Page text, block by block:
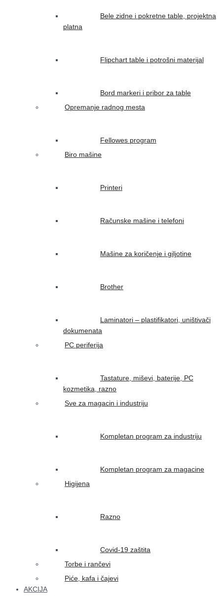
Bele zidne i pokretne table, projektna
platna
Flipchart table i potrošni materijal
Bord markeri i pribor za table
Opremanje radnog mesta
Fellowes program
Biro mašine
Printeri
Računske mašine i telefoni
Mašine za koričenje i giljotine
Brother
Laminatori – plastifikatori, uništivači
dokumenata
PC periferija
Tastature, miševi, baterije, PC
kozmetika, razno
Sve za magacin i industriju
Kompletan program za industriju
Kompletan program za magacine
Higijena
Razno
Covid-19 zaštita
Torbe i rančevi
Piće, kafa i čajevi
AKCIJA